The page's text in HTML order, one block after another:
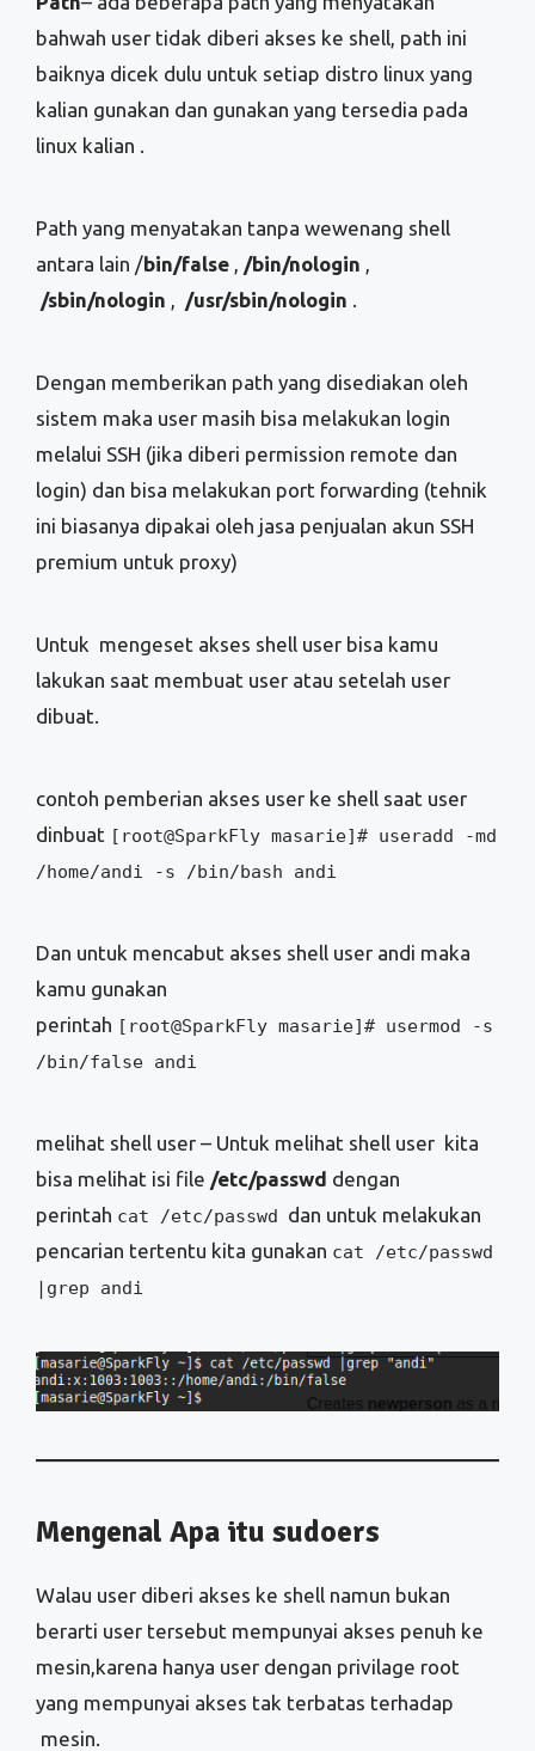
bahwah user tidak diberi akses ke shell, path ini
baiknya dicek dulu untuk setiap distro linux yang
kalian gunakan dan gunakan yang tersedia pada
linux kalian .
Path yang menyatakan tanpa wewenang shell
antara lain /bin/false /bin/nologin
/sbin/nologin
/usr/sbin/nologin
Dengan memberikan path yang disediakan oleh
sistem maka user masih bisa melakukan login
melalui SSH (jika diberi permission remote dan
login) dan bisa melakukan port forwarding (tehnik
ini biasanya dipakai oleh jasa penjualan akun SSH
premium untuk proxy)
Untuk mengeset akses shell user bisa kamu
lakukan saat membuat user atau setelah user
dibuat.
contoh pemberian akses user ke shell saat user
dinbuat [root@SparkFly masarie]# useradd -md
/home/andi -s /bin/bash andi
Dan untuk mencabut akses shell user andi maka
kamu gunakan
perintah [root@SparkFly masarie]# usermod -s
/bin/false andi
melihat shell user – Untuk melihat shell user kita
bisa melihat isi file /etc/passwd dengan
perintah cat /etc/passwd dan untuk melakukan
pencarian tertentu kita gunakan cat /etc/passwd
|grep andi
Mengenal Apa itu sudoers
Walau user diberi akses ke shell namun bukan
berarti user tersebut mempunyai akses penuh ke
mesin,karena hanya user dengan privilage root
yang mempunyai akses tak terbatas terhadap
mesin.